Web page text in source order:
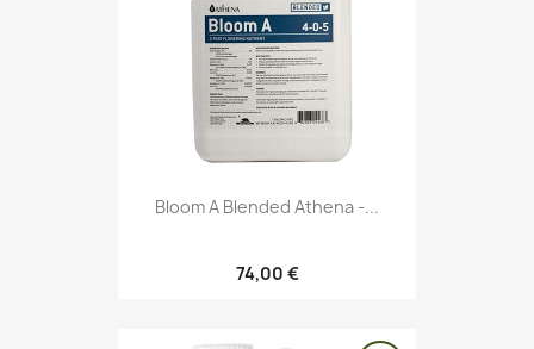
Bloom A Blended Athena -...
74,00 €